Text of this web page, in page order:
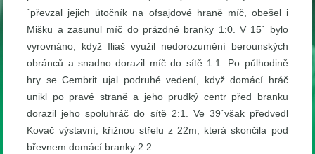
´převzal jejich útočník na ofsajdové hraně míč, obešel i
Mišku a zasunul míč do prázdné branky 1:0. V 15´ bylo
vyrovnáno, když Iliaš využil nedorozumění berounských
obránců a snadno dorazil míč do sítě 1:1. Po půlhodině
hry se Cembrit ujal podruhé vedení, když domácí hráč
unikl po pravé straně a jeho prudký centr před branku
dorazil jeho spoluhráč do sítě 2:1. Ve 39´však předvedl
Kovač výstavní, křižnou střelu z 22m, která skončila pod
břevnem domácí branky 2:2.